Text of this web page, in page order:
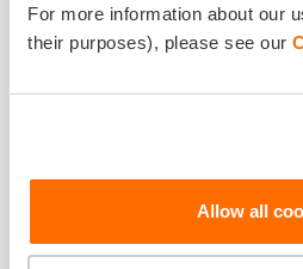
For more information about our
their purposes), please see our
Allow all
netiek veikta, un
jāiegādājas derīga OCTA polise.
Kā OCTA
konstatēti:
pārbaudes.